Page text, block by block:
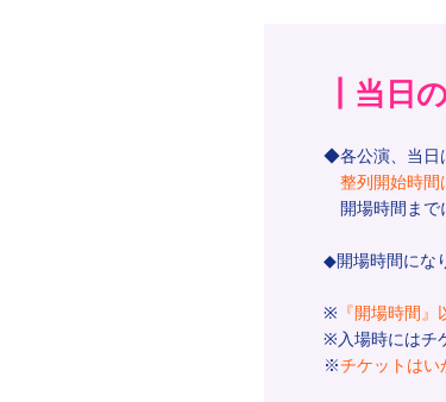
┃当日
◆各公演、当日
整列開始時間
開場時間まで
◆開場時間にな
※ 『開場時間』
※入場時にはチ
※チケットはい